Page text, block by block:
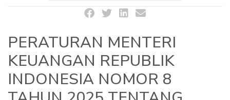
PERATURAN MENTERI
KEUANGAN REPUBLIK
INDONESIA NOMOR 8